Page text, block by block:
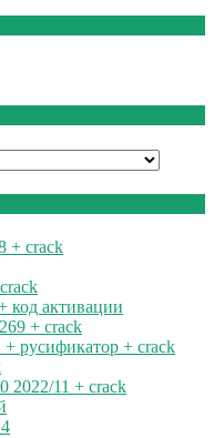
+ crack
код активации
+ crack
русификатор + crack
2022/11 + crack